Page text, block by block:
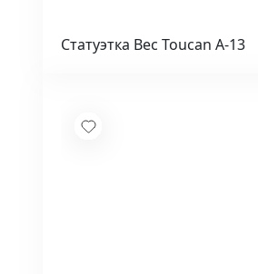
Статуэтка Bec Toucan A-13